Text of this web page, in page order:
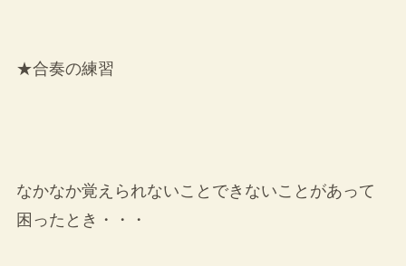
★合奏の練習
なかなか覚えられないことできないことがあって
困ったとき・・・